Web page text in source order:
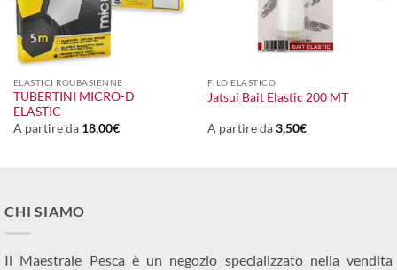
ELASTICI ROUBASIENNE
TUBERTINI MICRO-D
ELASTIC
A partire da 18,00€
FILO ELASTICO
Jatsui Bait Elastic 200 MT
A partire da3,50€
CHI SIAMO
Il Maestrale Pesca è un negozio specializzato nella vendita